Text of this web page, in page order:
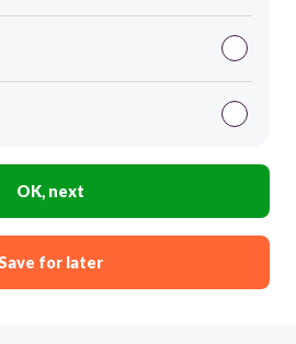
OK, next
for later